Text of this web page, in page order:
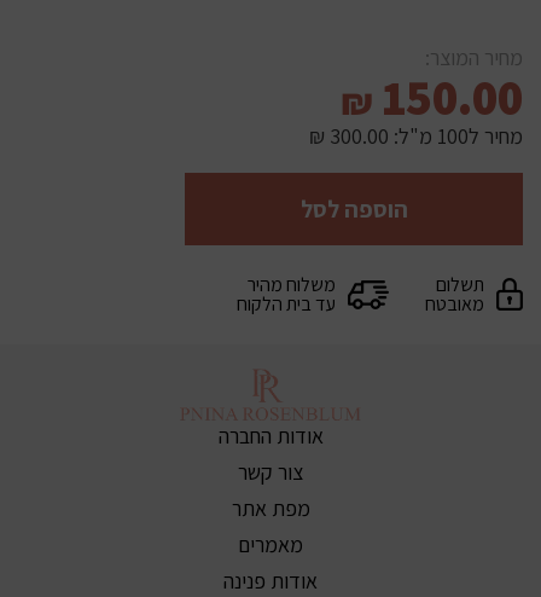
מחיר המוצר:
150.00
₪
מחיר ל100 מ"ל:
הוספה לסל
תשלום
מאובטח
משלוח מהיר
עד בית הלקוח
אודות החברה
צור קשר
מפת אתר
מאמרים
אודות פנינה